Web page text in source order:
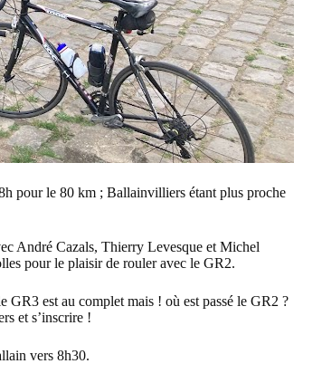
pour le 80 km ; Ballainvilliers étant plus proche
André Cazals, Thierry Levesque et Michel
pour le plaisir de rouler avec le GR2.
est au complet mais ! où est passé le GR2 ?
et s’inscrire !
vers 8h30.